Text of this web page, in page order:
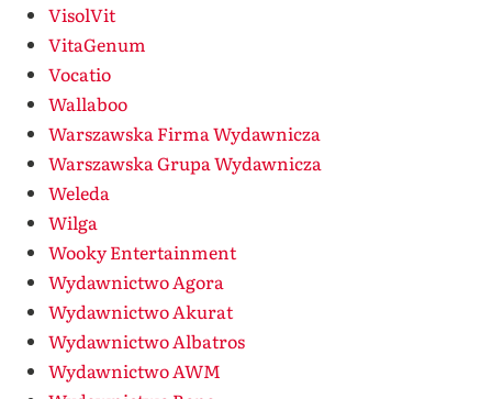
VisolVit
VitaGenum
Vocatio
Wallaboo
Warszawska Firma Wydawnicza
Warszawska Grupa Wydawnicza
Weleda
Wilga
Wooky Entertainment
Wydawnictwo Agora
Wydawnictwo Akurat
Wydawnictwo Albatros
Wydawnictwo AWM